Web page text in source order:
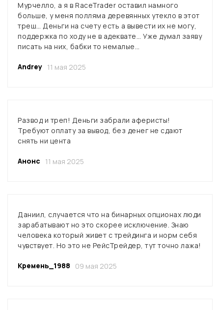
Мурчелло, а я в RaceTrader оставил намного
больше, у меня полляма деревянных утекло в этот
треш… Деньги на счету есть а вывести их не могу,
поддержка по ходу не в адеквате… Уже думал заяву
писать на них, бабки то немалые…
Andrey 11 мая 2025
Развод и треп! Деньги забрали аферисты!
Требуют оплату за вывод, без денег не сдают
снять ни цента
Анонс 11 мая 2025
Даниил, случается что на бинарных опционах люди
зарабатывают но это скорее исключение. Знаю
человека который живет с трейдинга и норм себя
чувствует. Но это не РейсТрейдер, тут точно лажа!
Кремень_1988 09 мая 2025